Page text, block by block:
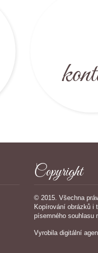
Copyright
© 2015. Všechna
Kopírování obrázků i
písemného souhlasu
Vyrobila digitální